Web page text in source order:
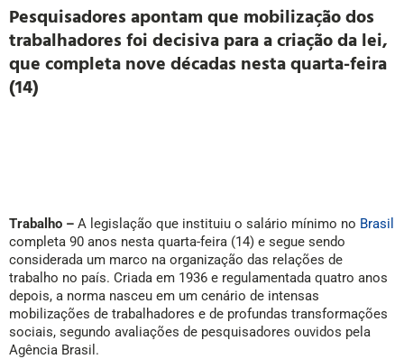
Pesquisadores apontam que mobilização dos
trabalhadores foi decisiva para a criação da lei,
que completa nove décadas nesta quarta-feira
(14)
Trabalho – A legislação que instituiu o salário mínimo no Brasil
completa 90 anos nesta quarta-feira (14) e segue sendo
considerada um marco na organização das relações de
trabalho no país. Criada em 1936 e regulamentada quatro anos
depois, a norma nasceu em um cenário de intensas
mobilizações de trabalhadores e de profundas transformações
sociais, segundo avaliações de pesquisadores ouvidos pela
Agência Brasil.